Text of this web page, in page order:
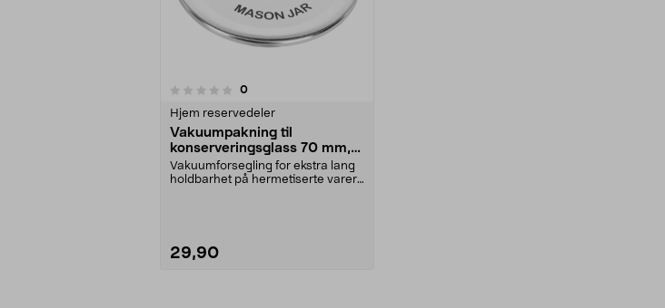
0anmeldelser
Hjem reservedeler
Vakuumpakning til
konserveringsglass 70 mm,
6-pakning
Vakuumforsegling for ekstra lang
holdbarhet på hermetiserte varer.
29,90